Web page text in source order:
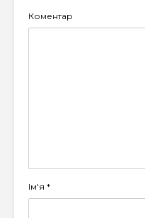
Коментар
Ім'я *